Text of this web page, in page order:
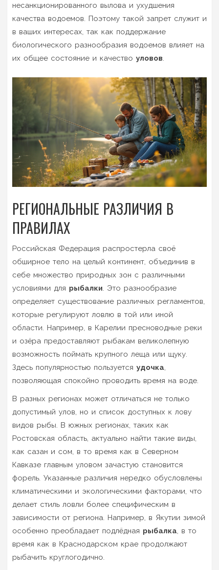
несанкционированного вылова и ухудшения
качества водоемов. Поэтому такой запрет служит и
в ваших интересах, так как поддержание
биологического разнообразия водоемов влияет на
их общее состояние и качество уловов.
РЕГИОНАЛЬНЫЕ РАЗЛИЧИЯ В
ПРАВИЛАХ
Российская Федерация распростерла своё
обширное тело на целый континент, объединив в
себе множество природных зон с различными
условиями для рыбалки. Это разнообразие
определяет существование различных регламентов,
которые регулируют ловлю в той или иной
области. Например, в Карелии пресноводные реки
и озёра предоставляют рыбакам великолепную
возможность поймать крупного леща или щуку.
Здесь популярностью пользуется удочка,
позволяющая спокойно проводить время на воде.
В разных регионах может отличаться не только
допустимый улов, но и список доступных к лову
видов рыбы. В южных регионах, таких как
Ростовская область, актуально найти такие виды,
как сазан и сом, в то время как в Северном
Кавказе главным уловом зачастую становится
форель. Указанные различия нередко обусловлены
климатическими и экологическими факторами, что
делает стиль ловли более специфическим в
зависимости от региона. Например, в Якутии зимой
особенно преобладает подлёдная рыбалка, в то
время как в Краснодарском крае продолжают
рыбачить круглогодично.